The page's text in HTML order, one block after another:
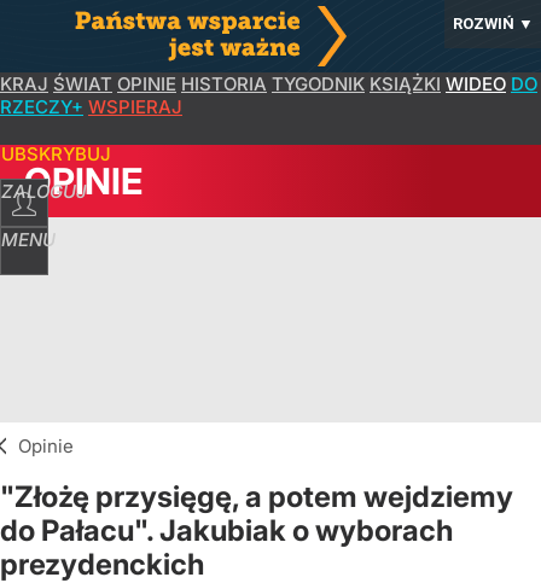
ROZWIŃ ▼
KRAJ ŚWIAT OPINIE HISTORIA TYGODNIK KSIĄŻKI WIDEO DO
RZECZY+ WSPIERAJ
ZALOGUJ
MENU
OPINIE
Opinie
"Złożę przysięgę, a potem wejdziemy
do Pałacu". Jakubiak o wyborach
prezydenckich